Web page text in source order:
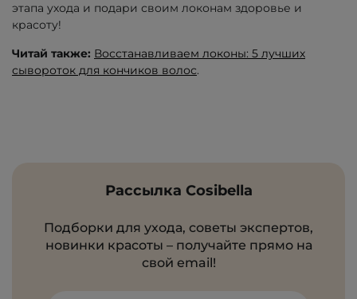
этапа ухода и подари своим локонам здоровье и
красоту!
Читай также: Восстанавливаем локоны: 5 лучших
сывороток для кончиков волос.
Рассылка Cosibella
Подборки для ухода, советы экспертов,
новинки красоты – получайте прямо на
свой email!